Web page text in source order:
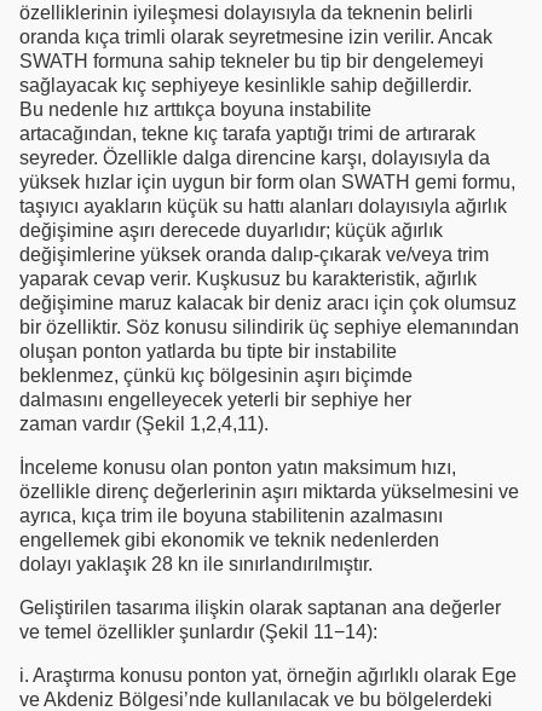
özelliklerinin iyileşmesi dolayısıyla da teknenin belirli
oranda kıça trimli olarak seyretmesine izin verilir. Ancak
SWATH formuna sahip tekneler bu tip bir dengelemeyi
sağlayacak kıç sephiyeye kesinlikle sahip değillerdir.
Bu nedenle hız arttıkça boyuna instabilite
artacağından, tekne kıç tarafa yaptığı trimi de artırarak
seyreder. Özellikle dalga direncine karşı, dolayısıyla da
yüksek hızlar için uygun bir form olan SWATH gemi formu,
taşıyıcı ayakların küçük su hattı alanları dolayısıyla ağırlık
değişimine aşırı derecede duyarlıdır; küçük ağırlık
değişimlerine yüksek oranda dalıp-çıkarak ve/veya trim
yaparak cevap verir. Kuşkusuz bu karakteristik, ağırlık
değişimine maruz kalacak bir deniz aracı için çok olumsuz
bir özelliktir. Söz konusu silindirik üç sephiye elemanından
oluşan ponton yatlarda bu tipte bir instabilite
beklenmez, çünkü kıç bölgesinin aşırı biçimde
dalmasını engelleyecek yeterli bir sephiye her
zaman vardır (Şekil 1,2,4,11).
İnceleme konusu olan ponton yatın maksimum hızı,
özellikle direnç değerlerinin aşırı miktarda yükselmesini ve
ayrıca, kıça trim ile boyuna stabilitenin azalmasını
engellemek gibi ekonomik ve teknik nedenlerden
dolayı yaklaşık 28 kn ile sınırlandırılmıştır.
Geliştirilen tasarıma ilişkin olarak saptanan ana değerler
ve temel özellikler şunlardır (Şekil 11−14):
i. Araştırma konusu ponton yat, örneğin ağırlıklı olarak Ege
ve Akdeniz Bölgesi’nde kullanılacak ve bu bölgelerdeki